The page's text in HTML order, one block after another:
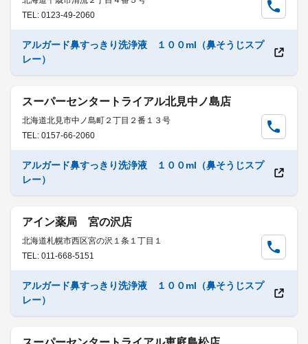
TEL: 0123-49-2060
アルガード鼻すっきり洗浄液 １００ml（鼻そうじスプ
レー）
スーパーセンタートライアル北見中ノ島店
北海道北見市中ノ島町２丁目２番１３号
TEL: 0157-66-2060
アルガード鼻すっきり洗浄液 １００ml（鼻そうじスプ
レー）
アイン薬局 宮の沢店
北海道札幌市西区宮の沢１条１丁目１
TEL: 011-668-5151
アルガード鼻すっきり洗浄液 １００ml（鼻そうじスプ
レー）